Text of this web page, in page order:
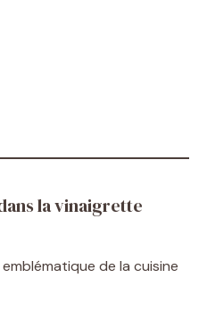
la vinaigrette
emblématique de la cuisine